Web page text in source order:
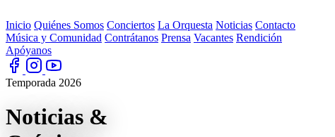
Inicio Quiénes Somos Conciertos La Orquesta Noticias Contacto
Música y Comunidad Contrátanos Prensa Vacantes Rendición
Apóyanos
Temporada 2026
Noticias &